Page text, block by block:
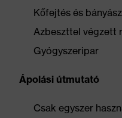
Kőfejtés és
Azbeszttel végzett
Gyógyszeripar
Ápolási útmutató
Csak egyszer